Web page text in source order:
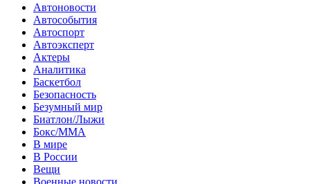
Автоновости
Автособытия
Автоспорт
Автоэксперт
Актеры
Аналитика
Баскетбол
Безопасность
Безумный мир
Биатлон/Лыжи
Бокс/MMA
В мире
В России
Вещи
Военные новости